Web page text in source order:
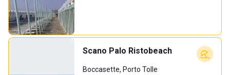
Scano Palo Ristobeach
Boccasette, Porto Tolle